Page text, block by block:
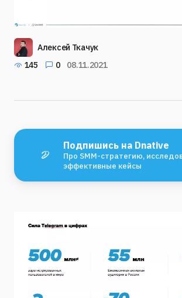
Алексей Ткачук
145
0 08.11.2021
Подпишись на Dnative
Про SMM-стратегию,
эффективные кейсы